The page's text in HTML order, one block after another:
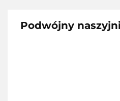
Podwójny